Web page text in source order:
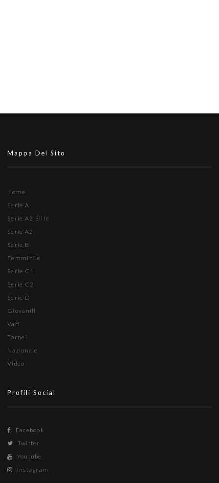
Mappa Del Sito
Home
Serie A
Serie A2 Élite
Serie A2
Serie B
Femminile
Serie C1
Serie C2
Serie D
Giovanili
Vari
Tornei
Nazionale
Video
Profili Social
Facebook
Twitter
Youtube
Instagram